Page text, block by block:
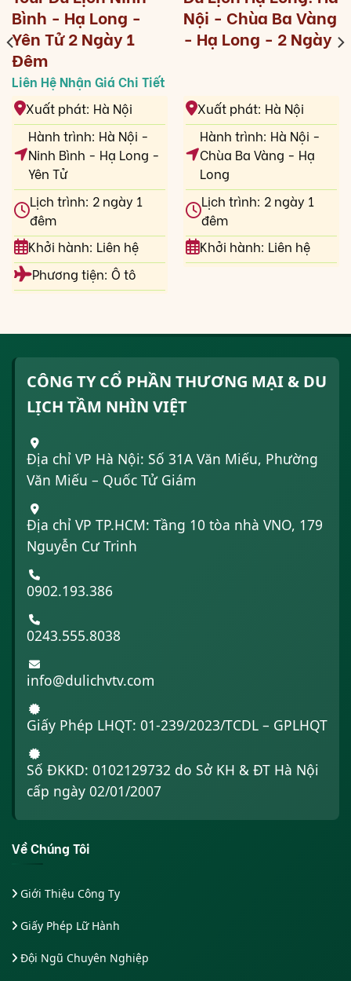
Bình - Hạ Long -
Yên Tử 2 Ngày 1
Đêm
Xuất phát: Hà Nội
Hành trình: Hà Nội -
Ninh Bình - Hạ Long -
Yên Tử
Lịch trình: 2 ngày 1
đêm
Khởi hành: Liên hệ
Phương tiện: Ô tô
Nội - Chùa Ba Vàng
- Hạ Long - 2 Ngày
Xuất phát: Hà Nội
Hành trình: Hà Nội -
Chùa Ba Vàng - Hạ
Long
Lịch trình: 2 ngày 1
đêm
Khởi hành: Liên hệ
CÔNG TY CỔ PHẦN THƯƠNG MẠI & DU
LỊCH TẦM NHÌN VIỆT
Địa chỉ VP Hà Nội: Số 31A Văn Miếu, Phường
Văn Miếu – Quốc Tử Giám
Địa chỉ VP TP.HCM: Tầng 10 tòa nhà VNO, 179
Nguyễn Cư Trinh
0902.193.386
0243.555.8038
info@dulichvtv.com
Giấy Phép LHQT: 01-239/2023/TCDL – GPLHQT
Số ĐKKD: 0102129732 do Sở KH & ĐT Hà Nội
cấp ngày 02/01/2007
Về Chúng Tôi
Giới Thiệu Công Ty
Giấy Phép Lữ Hành
Đội Ngũ Chuyên Nghiệp